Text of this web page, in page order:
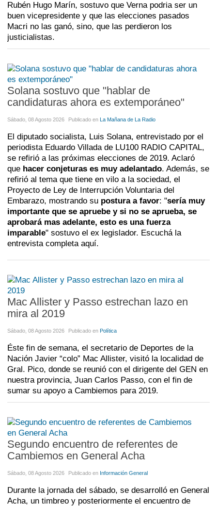
Rubén Hugo Marín, sostuvo que Verna podria ser un
buen vicepresidente y que las elecciones pasados
Macri no las ganó, sino, que las perdieron los
justicialistas.
Solana sostuvo que "hablar de
candidaturas ahora es extemporáneo"
Sábado, 08 Agosto 2026 Publicado en La Mañana de La Radio
El diputado socialista, Luis Solana, entrevistado por el
periodista Eduardo Villada de LU100 RADIO CAPITAL,
se refirió a las próximas elecciones de 2019. Aclaró
que hacer conjeturas es muy adelantado. Además, se
refirió al tema que tiene en vilo a la sociedad, el
Proyecto de Ley de Interrupción Voluntaria del
Embarazo, mostrando su postura a favor: "sería muy
importante que se apruebe y si no se aprueba, se
aprobará mas adelante, esto es una fuerza
imparable" sostuvo el ex legislador. Escuchá la
entrevista completa aquí.
Mac Allister y Passo estrechan lazo en
mira al 2019
Sábado, 08 Agosto 2026 Publicado en Política
Éste fin de semana, el secretario de Deportes de la
Nación Javier “colo” Mac Allister, visitó la localidad de
Gral. Pico, donde se reunió con el dirigente del GEN en
nuestra provincia, Juan Carlos Passo, con el fin de
sumar su apoyo a Cambiemos para 2019.
Segundo encuentro de referentes de
Cambiemos en General Acha
Sábado, 08 Agosto 2026 Publicado en Información General
Durante la jornada del sábado, se desarrolló en General
Acha, un timbreo y posteriormente el encuentro de